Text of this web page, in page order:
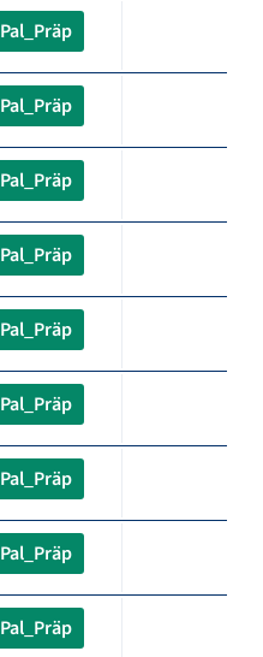
Pal_Präp
Pal_Präp
Pal_Präp
Pal_Präp
Pal_Präp
Pal_Präp
Pal_Präp
Pal_Präp
Pal_Präp